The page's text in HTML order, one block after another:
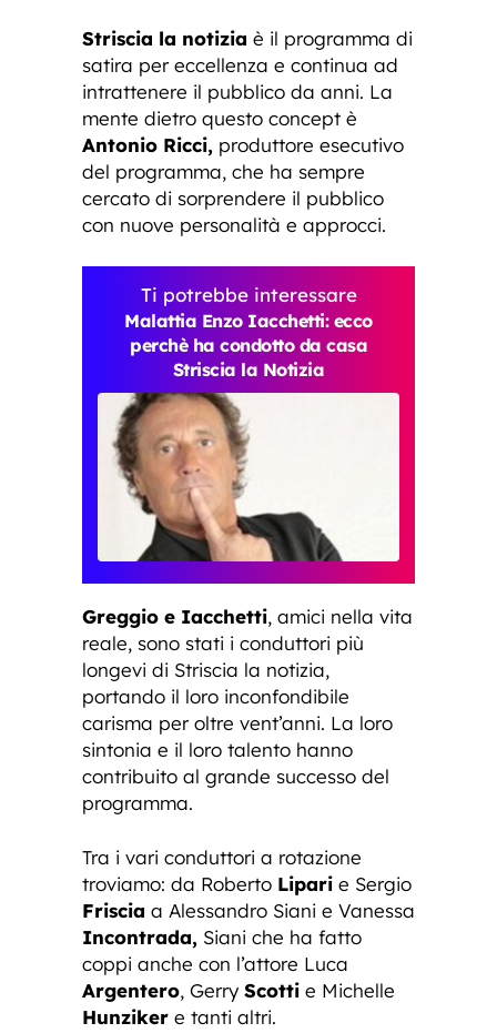
Striscia la notizia è il programma di
satira per eccellenza e continua ad
intrattenere il pubblico da anni. La
mente dietro questo concept è
Antonio Ricci, produttore esecutivo
del programma, che ha sempre
cercato di sorprendere il pubblico
con nuove personalità e approcci.
Ti potrebbe interessare
Malattia Enzo Iacchetti: ecco
perchè ha condotto da casa
Striscia la Notizia
Greggio e Iacchetti, amici nella vita
reale, sono stati i conduttori più
longevi di Striscia la notizia,
portando il loro inconfondibile
carisma per oltre vent’anni. La loro
sintonia e il loro talento hanno
contribuito al grande successo del
programma.
Tra i vari conduttori a rotazione
troviamo: da Roberto Lipari e Sergio
Friscia a Alessandro Siani e Vanessa
Incontrada, Siani che ha fatto
coppi anche con l’attore Luca
Argentero, Gerry Scotti e Michelle
Hunziker e tanti altri.